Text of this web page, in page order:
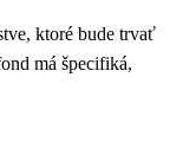
ktoré bude trvať
má špecifiká,